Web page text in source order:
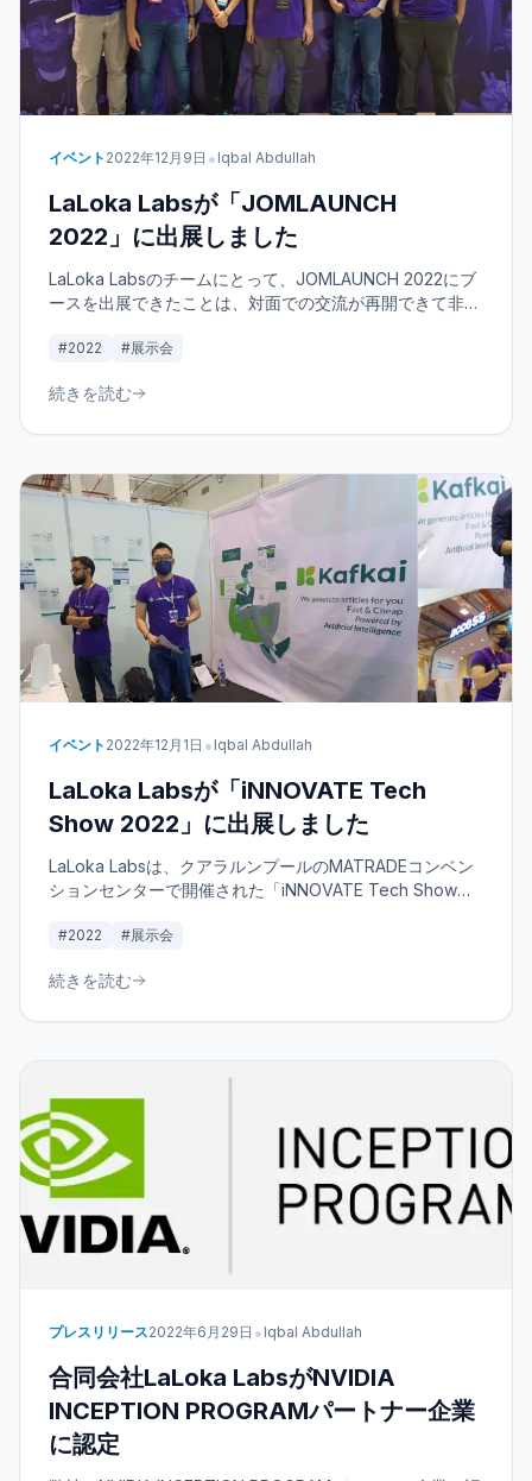
イベント 2022年12月9日 • Iqbal Abdullah
LaLoka Labsが「JOMLAUNCH
2022」に出展しました
LaLoka Labsのチームにとって、JOMLAUNCH 2022にブ
ースを出展できたことは、対面での交流が再開できて非常
技術イベントである同展示会は、起業家や開発者が革新的
るためのプラットフォームとして機能しました。
#2022 #展示会
続きを読む
イベント 2022年12月1日 • Iqbal Abdullah
LaLoka Labsが「iNNOVATE Tech
Show 2022」に出展しました
LaLoka Labsは、クアラルンプールのMATRADEコンベン
ションセンターで開催された「iNNOVATE Tech Show
イベントにブースを出展しました。
#2022 #展示会
続きを読む
プレスリリース2022年6月29日 • Iqbal Abdullah
合同会社LaLoka LabsがNVIDIA
INCEPTION PROGRAMパートナー企業
に認定